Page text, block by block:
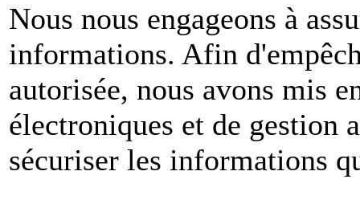
Nous nous engageons à
informations. Afin
autorisée, nous avons mis
électroniques et de gestion
sécuriser les informations